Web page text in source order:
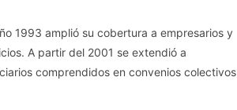
1993 amplió su cobertura a empresarios y
A partir del 2001 se extendió a
comprendidos en convenios colectivos